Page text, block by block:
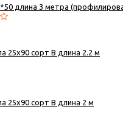
длина 3 метра
25х90 сорт В длина 2.2 м
25х90 сорт В длина 2 м